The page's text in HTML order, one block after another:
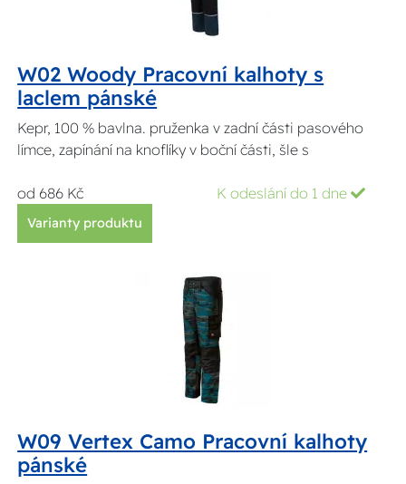
W02 Woody Pracovní kalhoty s
laclem pánské
Kepr, 100 % bavlna. pruženka v zadní části pasového
límce, zapínání na knoflíky v boční části, šle s
od 686 Kč K odeslání do 1 dne
Varianty produktu
W09 Vertex Camo Pracovní kalhoty
pánské